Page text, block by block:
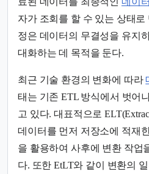
자가 조회를 할 수 있는 상태
정은 데이터의 무결성을 유지
대화하는 데 목적을 둔다.
최근 기술 환경의 변화에 따라
태는 기존 ETL 방식에서 벗어
고 있다. 대표적으로
데이터를 먼저 저장소에 적재
을 활용하여 사후에 변환 작업
다. 또한 EtLT와 같이 변환의